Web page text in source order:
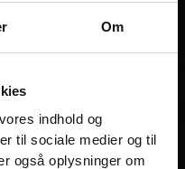
Om
indhold og
til sociale medier og til
også oplysninger om